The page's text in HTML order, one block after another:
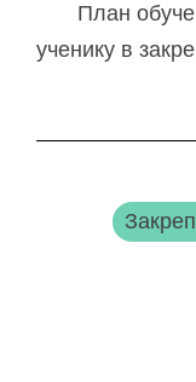
План
ученику в